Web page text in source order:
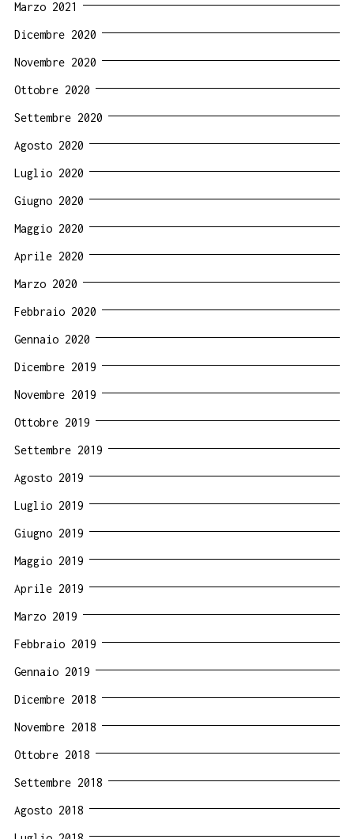
Marzo 2021
Dicembre 2020
Novembre 2020
Ottobre 2020
Settembre 2020
Agosto 2020
Luglio 2020
Giugno 2020
Maggio 2020
Aprile 2020
Marzo 2020
Febbraio 2020
Gennaio 2020
Dicembre 2019
Novembre 2019
Ottobre 2019
Settembre 2019
Agosto 2019
Luglio 2019
Giugno 2019
Maggio 2019
Aprile 2019
Marzo 2019
Febbraio 2019
Gennaio 2019
Dicembre 2018
Novembre 2018
Ottobre 2018
Settembre 2018
Agosto 2018